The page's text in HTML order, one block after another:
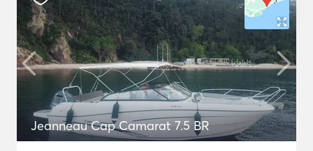
Jeanneau Cap Camarat 7.5 BR